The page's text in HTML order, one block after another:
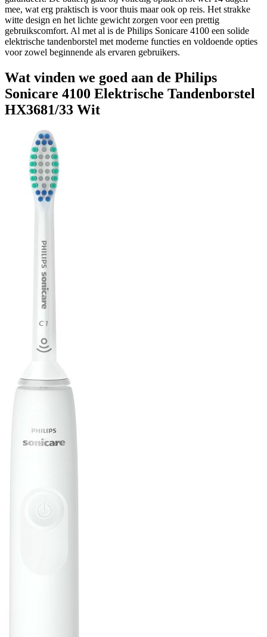
mee, wat erg praktisch is voor thuis maar ook op reis. Het strakke
witte design en het lichte gewicht zorgen voor een prettig
gebruikscomfort. Al met al is de Philips Sonicare 4100 een solide
elektrische tandenborstel met moderne functies en voldoende opties
voor zowel beginnende als ervaren gebruikers.
Wat vinden we goed aan de Philips
Sonicare 4100 Elektrische Tandenborstel
HX3681/33 Wit